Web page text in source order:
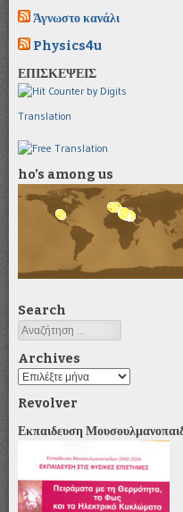
Άγνωστο κανάλι
Physics4u
ΕΠΙΣΚΕΨΕΙΣ
Translation
ho’s among us
Search
Αναζήτηση
Archives
Archives
Revolver
Εκπαιδευση